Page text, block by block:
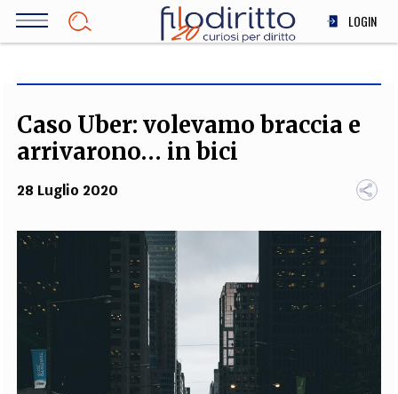
Salta
LOGIN
SOCIETÀ
MEDICINA
FILODIRITTO REDAZIONE COMITATO SCIENTIFICO AUTORI
FOTOGRAFI
PARTNER COLLABORA CON NOI
Caso Uber: volevamo braccia e
arrivarono… in bici
28 Luglio 2020